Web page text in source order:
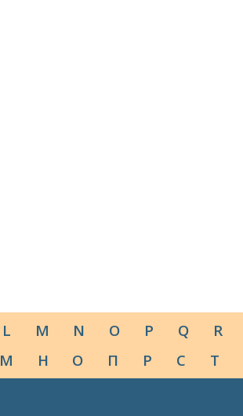
L M N O P Q R
М Н О П Р С Т